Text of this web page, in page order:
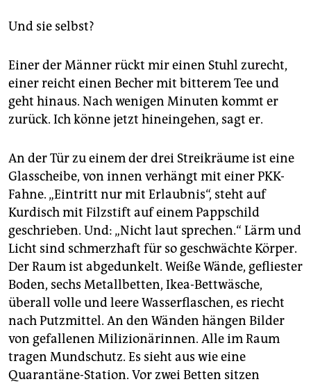
Und sie selbst?
Einer der Männer rückt mir einen Stuhl zurecht,
einer reicht einen Becher mit bitterem Tee und
geht hinaus. Nach wenigen Minuten kommt er
zurück. Ich könne jetzt hineingehen, sagt er.
An der Tür zu einem der drei Streikräume ist eine
Glasscheibe, von innen verhängt mit einer PKK-
Fahne. „Eintritt nur mit Erlaubnis“, steht auf
Kurdisch mit Filzstift auf einem Pappschild
geschrieben. Und: „Nicht laut sprechen.“ Lärm und
Licht sind schmerzhaft für so geschwächte Körper.
Der Raum ist abgedunkelt. Weiße Wände, gefliester
Boden, sechs Metallbetten, Ikea-Bettwäsche,
überall volle und leere Wasserflaschen, es riecht
nach Putzmittel. An den Wänden hängen Bilder
von gefallenen Milizionärinnen. Alle im Raum
tragen Mundschutz. Es sieht aus wie eine
Quarantäne-Station. Vor zwei Betten sitzen